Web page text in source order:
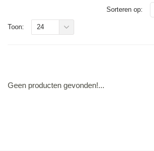
Sorteren op:
Toon: 24
Geen producten gevonden!...